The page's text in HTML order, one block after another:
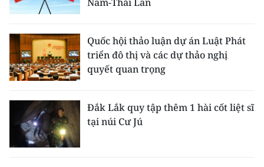
Quốc hội thảo luận dự án Luật Phát
triển đô thị và các dự thảo nghị
quyết quan trọng
Đắk Lắk quy tập thêm 1 hài cốt liệt sĩ
tại núi Cư Jú